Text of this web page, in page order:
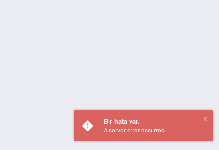
Bir hata var.
A server error occurred.